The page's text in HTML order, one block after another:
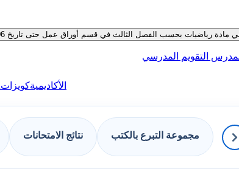
رياضيات بحسب الفصل الثالث في قسم أوراق عمل حتى تاريخ 06-08-2026
التقويم المدرسي
الأكاديميةكويزات
مجموعة التبرع بالكتب نتائج الامتحانات